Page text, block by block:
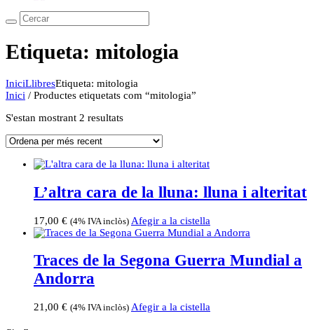
Etiqueta: mitologia
IniciLlibresEtiqueta: mitologia
Inici / Productes etiquetats com “mitologia”
S'estan mostrant 2 resultatsOrdenat
L’altra cara de la lluna: lluna i alteritat
17,00 € (4% IVA inclòs) Afegir a la cistella
Traces de la Segona Guerra Mundial a
Andorra
21,00 € (4% IVA inclòs) Afegir a la cistella